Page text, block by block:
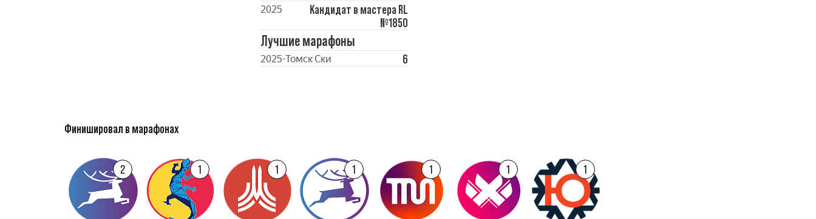
2025
Кандидат в мастера RL
№1850
Лучшие марафоны
2025-Томск Ски 6
Финишировал в марафонах
2 1 1 1 1 1 1